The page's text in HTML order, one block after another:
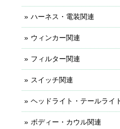
ハーネス・電装関連
ウィンカー関連
フィルター関連
スイッチ関連
ヘッドライト・テールライ
ボディー・カウル関連